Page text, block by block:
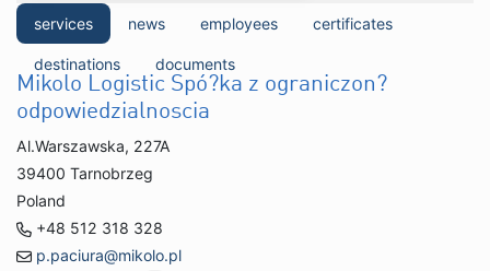
services news employees certificates
destinations documents
Mikolo Logistic Spó?ka z ograniczon?
odpowiedzialnoscia
Al.Warszawska, 227A
39400 Tarnobrzeg
Poland
+48 512 318 328
p.paciura@mikolo.pl